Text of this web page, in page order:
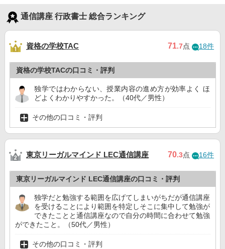
通信講座 行政書士 総合ランキング
資格の学校TAC 71.7点 18件
資格の学校TACの口コミ・評判
独学ではわからない、授業内容の進め方が効率よく ほ
どよくわかりやすかった。（40代／男性）
その他の口コミ・評判
東京リーガルマインド LEC通信講座 70.3点 16件
東京リーガルマインド LEC通信講座の口コミ・評判
独学だと勉強する範囲を広げてしまいがちだが通信講座
を受けることにより範囲を特定しそこに集中して勉強が
できたことと通信講座なので自分の時間に合わせて勉強
ができたこと。（50代／男性）
その他の口コミ・評判